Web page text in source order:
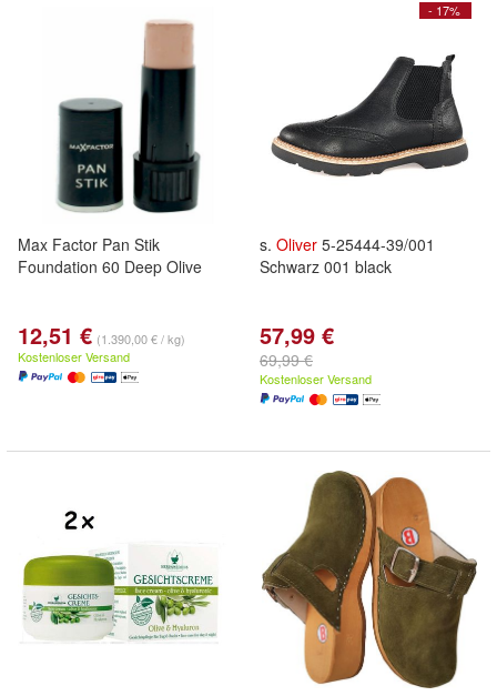
Max Factor Pan Stik
Foundation 60 Deep Olive
12,51 € (1.390,00 € / kg)
Kostenloser Versand
- 17%
s. Oliver 5-25444-39/001
Schwarz 001 black
57,99 €
69,99 €
Kostenloser Versand